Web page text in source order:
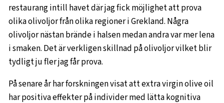
restaurang intill havet där jag fick möjlighet att prova
olika olivoljor från olika regioner i Grekland. Några
olivoljor nästan brände i halsen medan andra var mer lena
i smaken. Det är verkligen skillnad på olivoljor vilket blir
tydligt ju fler jag får prova.
På senare år har forskningen visat att extra virgin olive oil
har positiva effekter på individer med lätta kognitiva